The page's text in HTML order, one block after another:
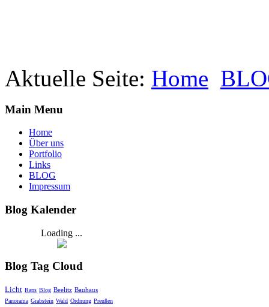
Aktuelle Seite: Home
Main Menu
Home
Über uns
Portfolio
Links
BLOG
Impressum
Blog Kalender
Loading ...
Blog Tag Cloud
Licht Raps Blog Beelitz Bauhaus
Panorama Grabstein Wald Ordnung Preußen